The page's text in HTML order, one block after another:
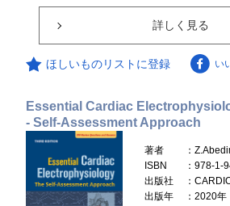
詳しく見る
ほしいものリストに登録 い
Essential Cardiac
- Self-Assessment Approach
著者
：
ISBN
：978-1-
出版社
：
出版年
：2020年